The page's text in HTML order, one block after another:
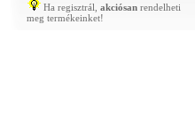
Ha regisztrál, akciósan rendelheti
meg termékeinket!